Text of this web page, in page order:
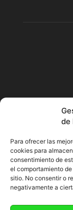
de
Para ofrecer las
cookies para
consentimiento de
el comportamiento
sitio. No consentir o
negativamente a